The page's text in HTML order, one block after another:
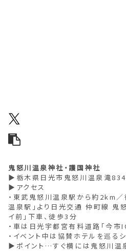
鬼怒川温泉神社・護国神社
▶栃木県日光市鬼怒川温泉滝
▶アクセス
・東武鬼怒川温泉駅から約2km
温泉駅」より日光交通 仲町線 鬼
イ前」下車、徒歩3分
・車は日光宇都宮有料道路「今市
・イベント中は協賛ホテルを巡る
▶ポイント…すぐ横には鬼怒川温